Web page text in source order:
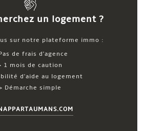
un logement ?
sur notre plateforme immo :
de frais d'agence
1 mois de caution
d'aide au logement
Démarche simple